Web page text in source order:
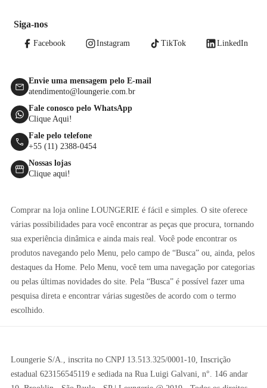
Siga-nos
Facebook Instagram TikTok LinkedIn
Envie uma mensagem pelo E-mail
atendimento@loungerie.com.br
Fale conosco pelo WhatsApp
Clique Aqui!
Fale pelo telefone
+55 (11) 2388-0454
Nossas lojas
Clique aqui!
Comprar na loja online LOUNGERIE é fácil e simples. O site oferece
várias possibilidades para você encontrar as peças que procura, tornando
sua experiência dinâmica e ainda mais real. Você pode encontrar os
produtos navegando pelo Menu, pelo campo de “Busca” ou, ainda, pelos
destaques da Home. Pelo Menu, você tem uma navegação por categorias
ou pelas últimas novidades do site. Pela “Busca” é possível fazer uma
pesquisa direta e encontrar várias sugestões de acordo com o termo
escolhido.
Loungerie S/A., inscrita no CNPJ 13.513.325/0001-10, Inscrição
estadual 623156545119 e sediada na Rua Luigi Galvani, n°. 146 andar